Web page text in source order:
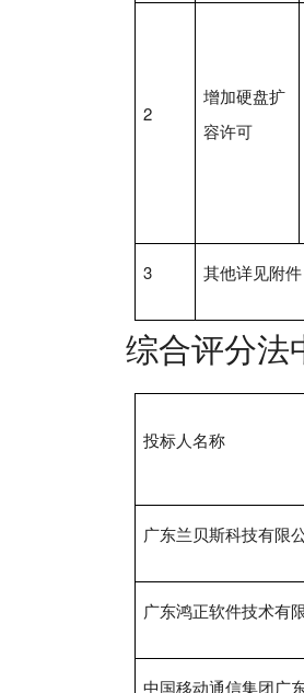
2
增加硬盘扩
容许可
3 其他详见附件
综合评分法
投标人名称
广东兰贝斯科技有限
广东鸿正软件技术有
中国移动通信集团广